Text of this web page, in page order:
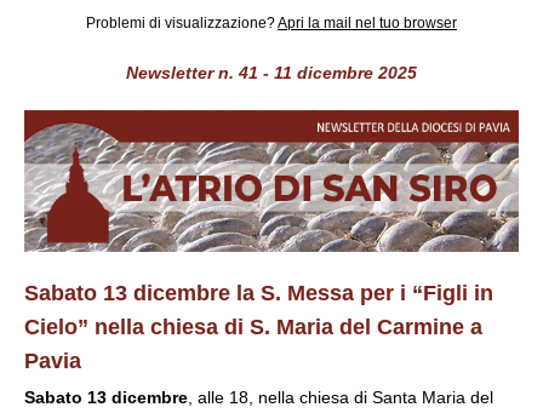
Problemi di visualizzazione?Apri la mail nel tuo browser
Newsletter n. 41 - 11 dicembre 2025
Sabato 13 dicembre la S. Messa per i “Figli in
Cielo” nella chiesa di S. Maria del Carmine a
Pavia
Sabato 13 dicembre, alle 18, nella chiesa di Santa Maria del